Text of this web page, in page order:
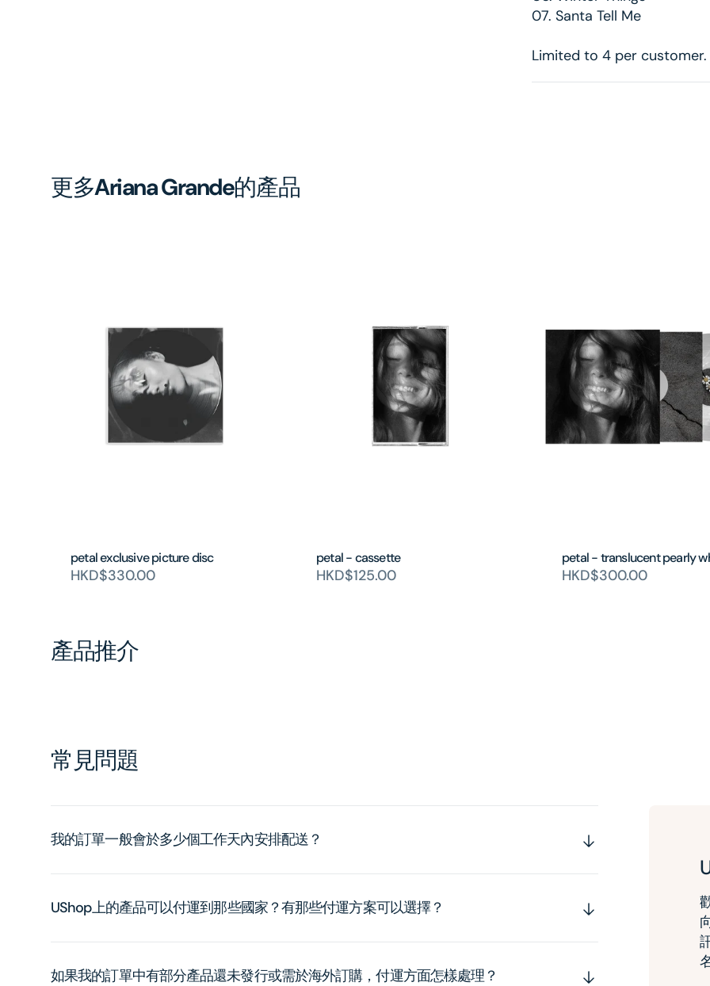
07. Santa Tell Me
Limited to 4 per customer.
更多Ariana Grande的產品
petal exclusive picture disc
HKD$330.00
petal - cassette
HKD$125.00
petal - translucent pearly
HKD$300.00
產品推介
常見問題
我的訂單一般會於多少個工作天內安排配送？
UShop上的產品可以付運到那些國家？有那些付運方案可以選擇？
如果我的訂單中有部分產品還未發行或需於海外訂購，付運方面怎樣處理？